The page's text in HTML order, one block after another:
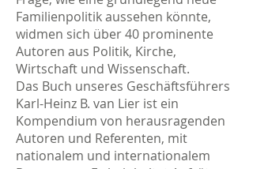
Familienpolitik aussehen könnte,
widmen sich über 40 prominente
Autoren aus Politik, Kirche,
Wirtschaft und Wissenschaft.
Das Buch unseres Geschäftsführers
Karl-Heinz B. van Lier ist ein
Kompendium von herausragenden
Autoren und Referenten, mit
nationalem und internationalem